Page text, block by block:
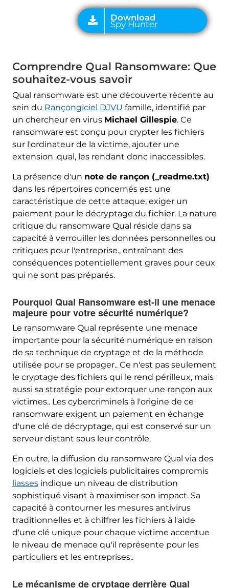
Comprendre Qual Ransomware: Que
souhaitez-vous savoir
Qual ransomware est une découverte récente au
sein du Rançongiciel DJVU famille, identifié par
un chercheur en virus Michael Gillespie. Ce
ransomware est conçu pour crypter les fichiers
sur l'ordinateur de la victime, ajouter une
extension .qual, les rendant donc inaccessibles.
La présence d'un note de rançon (_readme.txt)
dans les répertoires concernés est une
caractéristique de cette attaque, exiger un
paiement pour le décryptage du fichier. La nature
critique du ransomware Qual réside dans sa
capacité à verrouiller les données personnelles ou
critiques pour l'entreprise., entraînant des
conséquences potentiellement graves pour ceux
qui ne sont pas préparés.
Pourquoi Qual Ransomware est-il une menace
majeure pour votre sécurité numérique?
Le ransomware Qual représente une menace
importante pour la sécurité numérique en raison
de sa technique de cryptage et de la méthode
utilisée pour se propager.. Ce n'est pas seulement
le cryptage des fichiers qui le rend périlleux, mais
aussi sa stratégie pour extorquer une rançon aux
victimes.. Les cybercriminels à l'origine de ce
ransomware exigent un paiement en échange
d'une clé de décryptage, qui est conservé sur un
serveur distant sous leur contrôle.
En outre, la diffusion du ransomware Qual via des
logiciels et des logiciels publicitaires compromis
liassesindique un niveau de distribution
sophistiqué visant à maximiser son impact. Sa
capacité à contourner les mesures antivirus
traditionnelles et à chiffrer les fichiers à l'aide
d'une clé unique pour chaque victime accentue
le niveau de menace qu'il représente pour les
particuliers et les entreprises..
Le mécanisme de cryptage derrière Qual